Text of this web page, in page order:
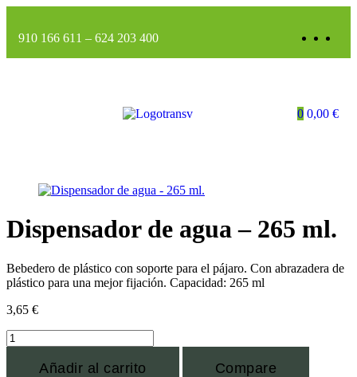
910 166 611 – 624 203 400
0 0,00 €
Dispensador de agua – 265 ml.
Bebedero de plástico con soporte para el pájaro. Con abrazadera de
plástico para una mejor fijación. Capacidad: 265 ml
3,65 €
Añadir al carrito Compare